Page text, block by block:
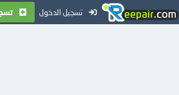
تسجيل الدخول